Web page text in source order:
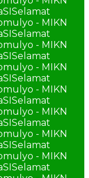
Selamat
- MIKN
Selamat
- MIKN
Selamat
- MIKN
Selamat
- MIKN
Selamat
- MIKN
Selamat
- MIKN
Selamat
- MIKN
Selamat